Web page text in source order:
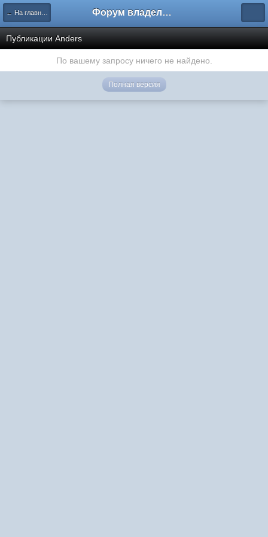
← На главную Форум владельцев интернет-магазинов
Публикации Anders
По вашему запросу ничего не найдено.
Полная версия